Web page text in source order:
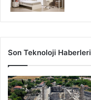
Son Teknoloji Haberleri